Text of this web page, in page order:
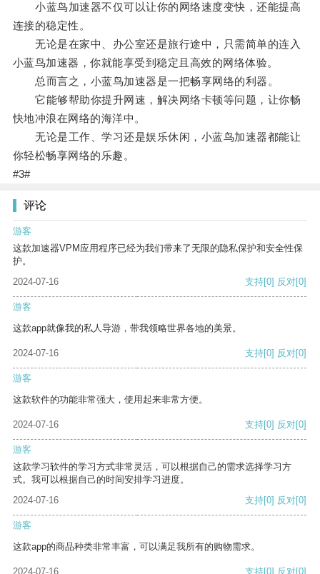
小蓝鸟加速器不仅可以让你的网络速度变快，还能提高
连接的稳定性。
无论是在家中、办公室还是旅行途中，只需简单的连入
小蓝鸟加速器，你就能享受到稳定且高效的网络体验。
总而言之，小蓝鸟加速器是一把畅享网络的利器。
它能够帮助你提升网速，解决网络卡顿等问题，让你畅
快地冲浪在网络的海洋中。
无论是工作、学习还是娱乐休闲，小蓝鸟加速器都能让
你轻松畅享网络的乐趣。
#3#
评论
游客
这款加速器VPM应用程序已经为我们带来了无限的隐私保护和安全性保
护。
2024-07-16
支持[0] 反对[0]
游客
这款app就像我的私人导游，带我领略世界各地的美景。
2024-07-16 支持[0] 反对[0]
游客
这款软件的功能非常强大，使用起来非常方便。
2024-07-16 支持[0] 反对[0]
游客
这款学习软件的学习方式非常灵活，可以根据自己的需求选择学习方
式。我可以根据自己的时间安排学习进度。
2024-07-16
支持[0] 反对[0]
游客
这款app的商品种类非常丰富，可以满足我所有的购物需求。
2024-07-16 支持[0] 反对[0]